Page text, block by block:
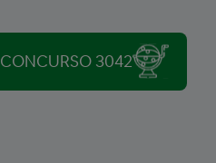
CONCURSO 3042